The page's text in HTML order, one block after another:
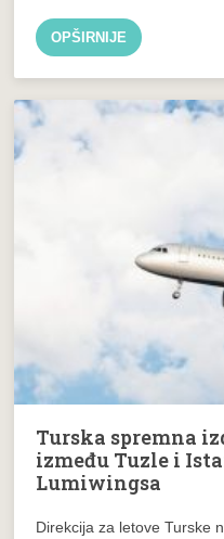
OPŠIRNIJE
Turska spremna
između Tuzle i
Lumiwingsa
Direkcija za letove Turske